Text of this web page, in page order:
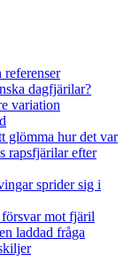
dagfjärilar?
variation
glömma hur det var
rapsfjärilar efter
sprider sig i
mot fjäril
laddad fråga